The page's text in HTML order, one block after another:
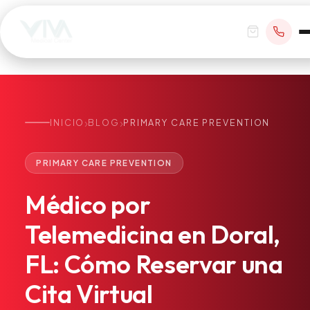
Atención Primaria
Atención el Mismo Día
Medicina Interna
Psiquiatría
Telemedicina
RESERVAR CITA
+1 305 209 0001
office@vivamedicalcenter.com
Lun–Vie 8:30AM–4:30PM · Sáb con cita
INICIO ›BLOG ›PRIMARY CARE PREVENTION
PRIMARY CARE PREVENTION
Médico por
Telemedicina en Doral,
FL: Cómo Reservar una
Cita Virtual